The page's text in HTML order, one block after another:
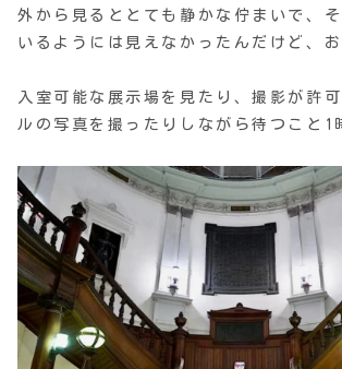
外から見るととても静かな佇まいで、
いるようには見えなかったんだけど、お
入室可能な展示場を見たり、撮影が許
ルの写真を撮ったりしながら待つこと1